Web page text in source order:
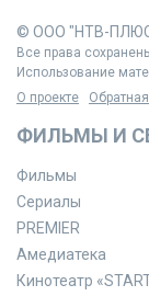
© ООО "НТВ-
Все права
Использование
О проекте
ФИЛЬМЫ И
Фильмы
Сериалы
PREMIER
Амедиатека
Кинотеатр